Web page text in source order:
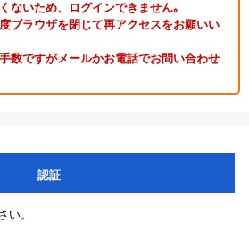
ないため、ログインできません｡
ブラウザを閉じて再アクセスをお願いい
数ですがメールかお電話でお問い合わせ
認証
い。